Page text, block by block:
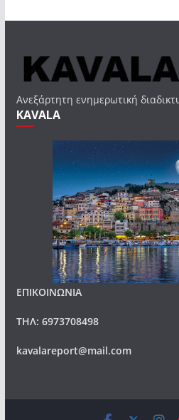
Ανεξάρτητη ενημερωτική
KAVALA
ΕΠΙΚΟΙΝΩΝΙΑ
ΤΗΛ: 6973708498
kavalareport@mail.com